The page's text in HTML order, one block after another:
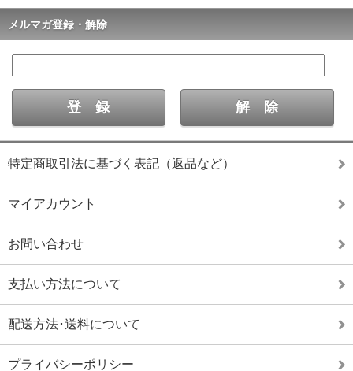
メルマガ登録・解除
特定商取引法に基づく表記（返品など）
マイアカウント
お問い合わせ
支払い方法について
配送方法･送料について
プライバシーポリシー